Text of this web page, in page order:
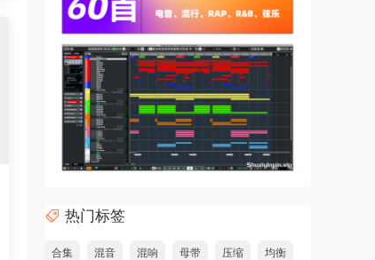
热门标签
合集 混音 混响 母带 压缩 均衡